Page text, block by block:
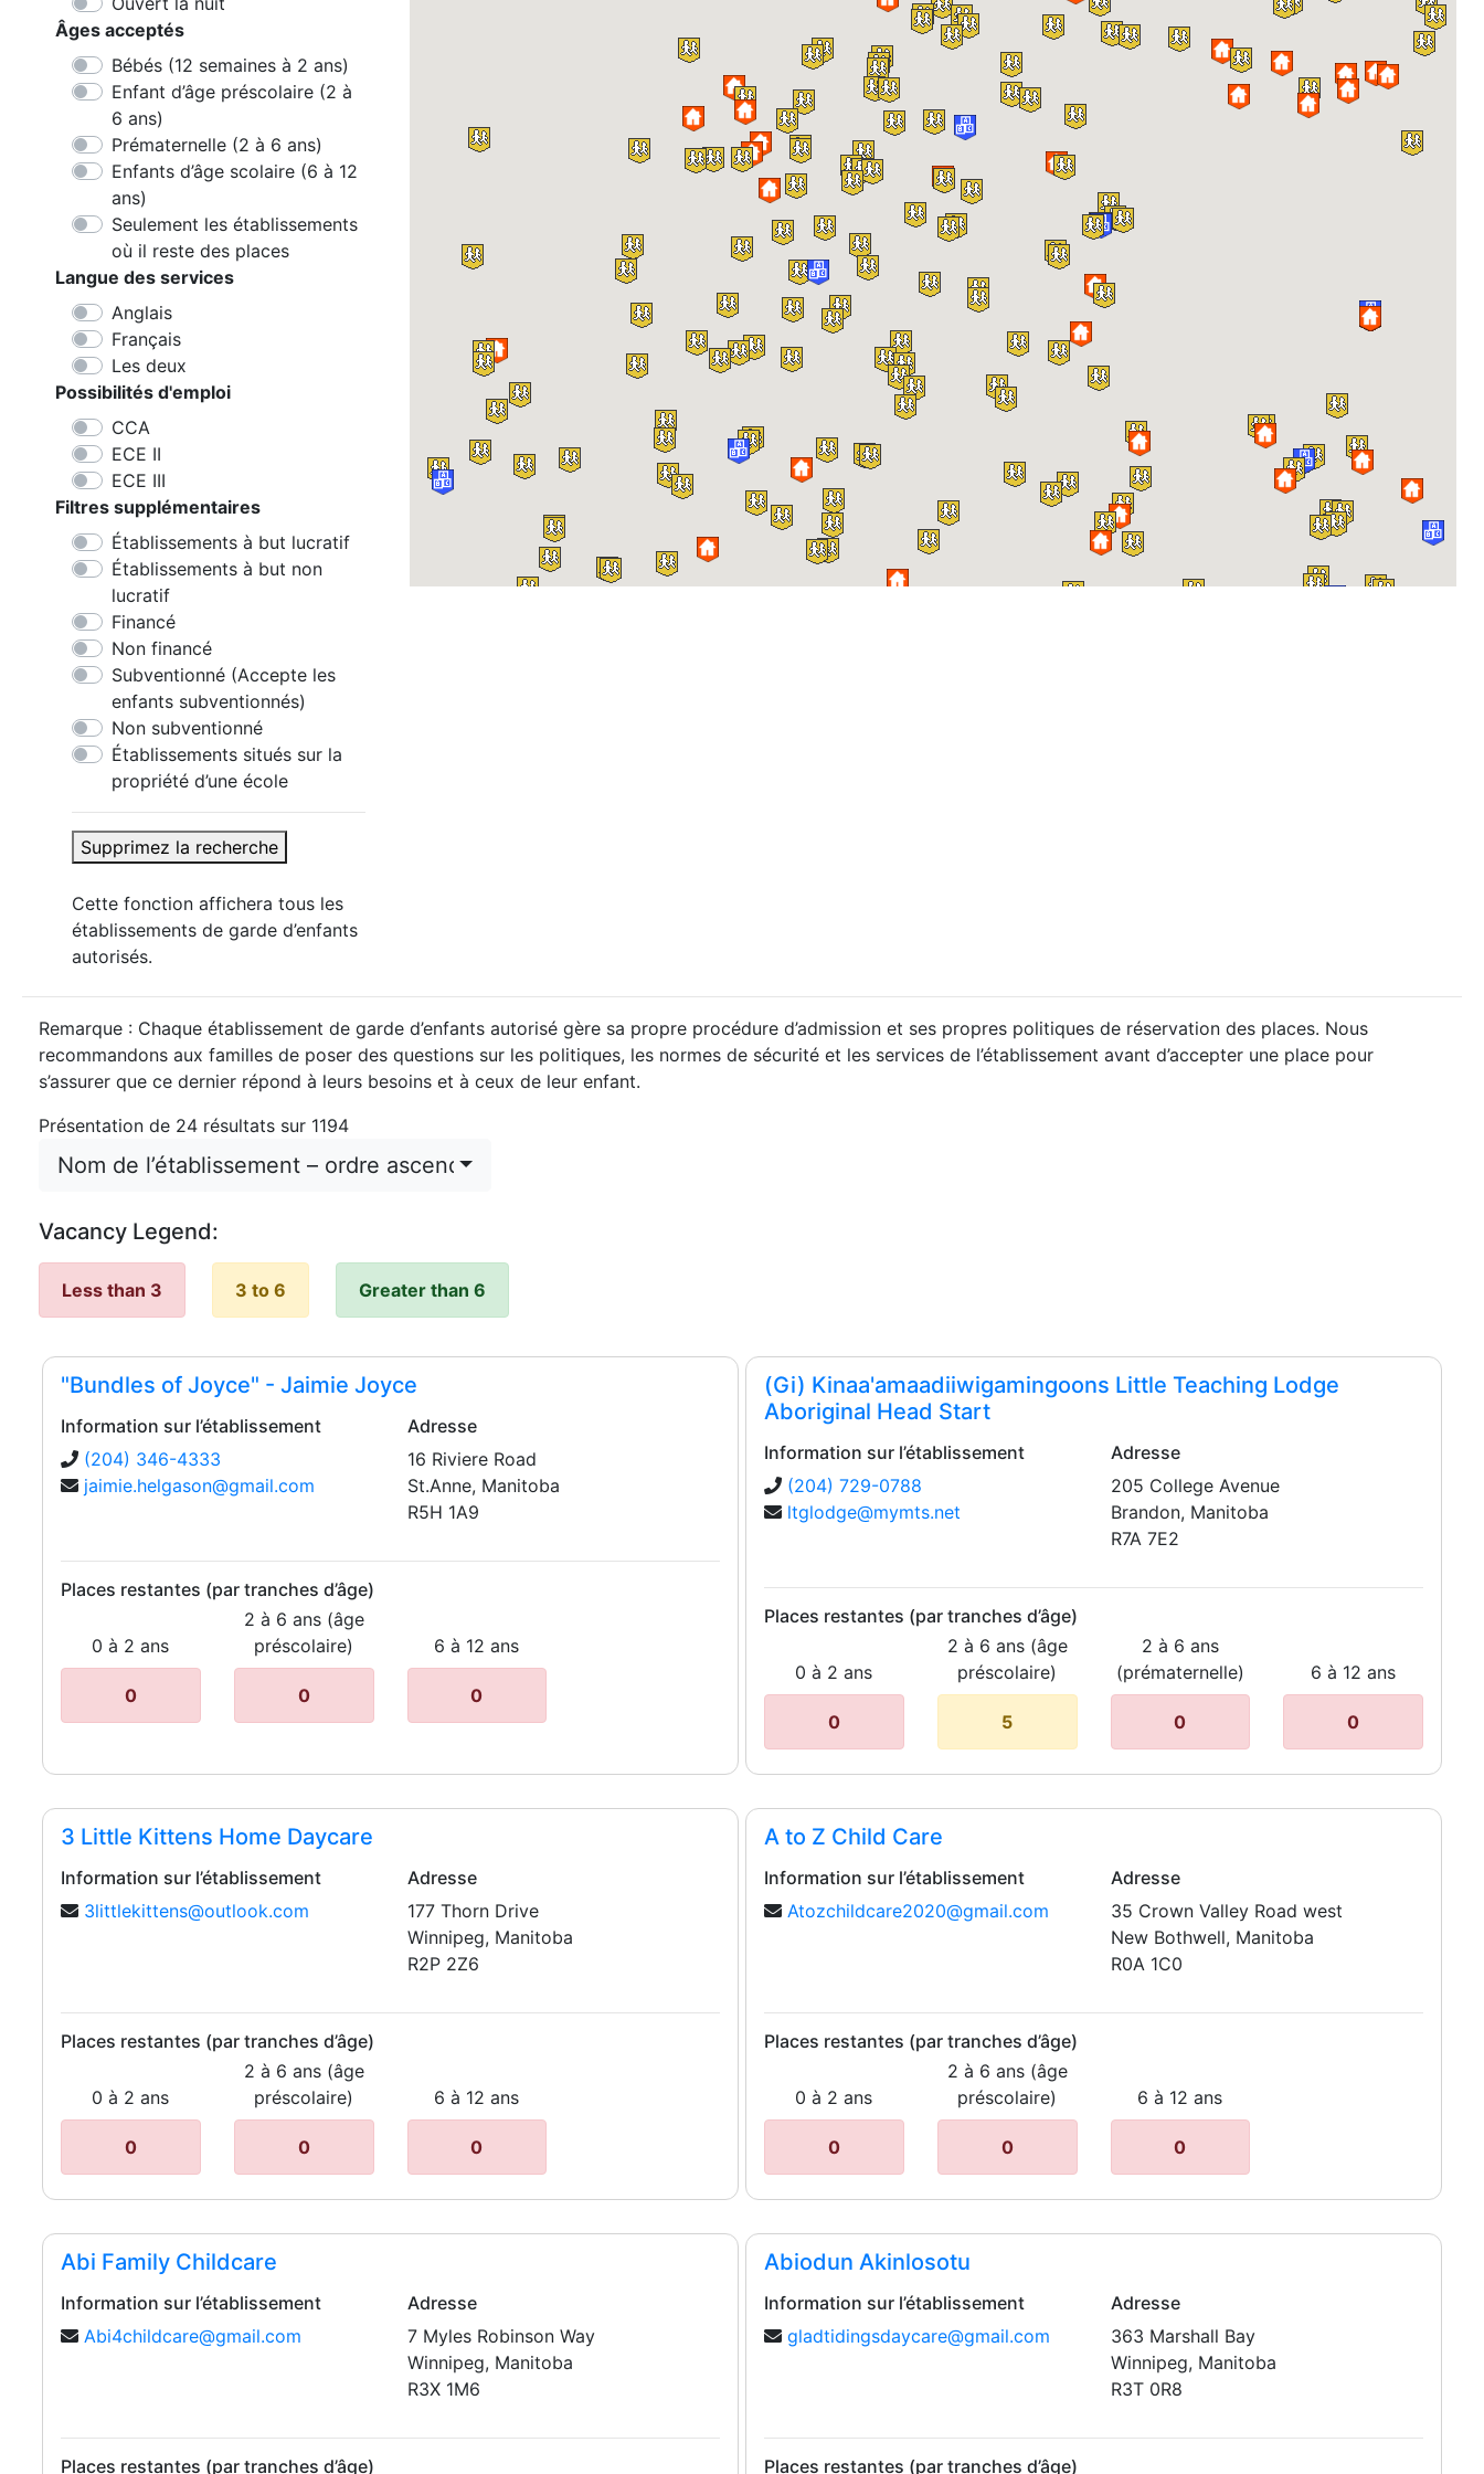
Âges acceptés
Bébés (12 semaines à 2 ans)
Enfant d’âge préscolaire (2 à
6 ans)
Prématernelle (2 à 6 ans)
Enfants d’âge scolaire (6 à 12
ans)
Seulement les établissements
où il reste des places
Langue des services
Anglais
Français
Les deux
Possibilités d'emploi
CCA
ECE II
ECE III
Filtres supplémentaires
Établissements à but lucratif
Établissements à but non
lucratif
Financé
Non financé
Subventionné (Accepte les
enfants subventionnés)
Non subventionné
Établissements situés sur la
propriété d’une école
Supprimez la recherche
Cette fonction affichera tous les
établissements de garde d’enfants
autorisés.
Remarque : Chaque établissement de garde d’enfants autorisé gère sa propre procédure d’admission et ses propres politiques de réservation des places. Nous
recommandons aux familles de poser des questions sur les politiques, les normes de sécurité et les services de l’établissement avant d’accepter une place pour
s’assurer que ce dernier répond à leurs besoins et à ceux de leur enfant.
Présentation de 24 résultats sur 1194
Nom de l’établissement – ordre ascendant
Vacancy Legend:
Less than 3 3 to 6 Greater than 6
"Bundles of Joyce" - Jaimie Joyce
Information sur l’établissement
(204) 346-4333
jaimie.helgason@gmail.com
Adresse
16 Riviere Road
St.Anne, Manitoba
R5H 1A9
Places restantes (par tranches d’âge)
0 à 2 ans
0
2 à 6 ans (âge
préscolaire)
0
6 à 12 ans
0
(Gi) Kinaa'amaadiiwigamingoons Little Teaching Lodge
Aboriginal Head Start
Information sur l’établissement
(204) 729-0788
ltglodge@mymts.net
Adresse
205 College Avenue
Brandon, Manitoba
R7A 7E2
Places restantes (par tranches d’âge)
0 à 2 ans
0
2 à 6 ans (âge
préscolaire)
5
2 à 6 ans
(prématernelle)
0
6 à 12 ans
0
3 Little Kittens Home Daycare
Information sur l’établissement
3littlekittens@outlook.com
Adresse
177 Thorn Drive
Winnipeg, Manitoba
R2P 2Z6
Places restantes (par tranches d’âge)
0 à 2 ans
0
2 à 6 ans (âge
préscolaire)
0
6 à 12 ans
0
A to Z Child Care
Information sur l’établissement
Atozchildcare2020@gmail.com
Adresse
35 Crown Valley Road west
New Bothwell, Manitoba
R0A 1C0
Places restantes (par tranches d’âge)
0 à 2 ans
0
2 à 6 ans (âge
préscolaire)
0
6 à 12 ans
0
Abi Family Childcare
Information sur l’établissement
Abi4childcare@gmail.com
Adresse
7 Myles Robinson Way
Winnipeg, Manitoba
R3X 1M6
Places restantes (par tranches d’âge)
Abiodun Akinlosotu
Information sur l’établissement
gladtidingsdaycare@gmail.com
Adresse
363 Marshall Bay
Winnipeg, Manitoba
R3T 0R8
Places restantes (par tranches d’âge)